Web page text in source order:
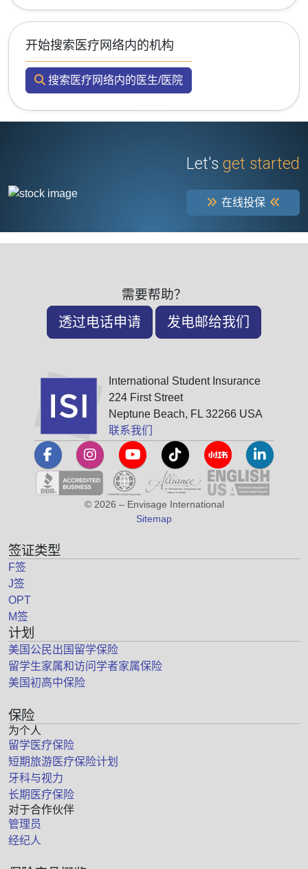
开始搜索医疗网络内的机构
搜索医疗网络内的医生/医院
Let's get started
在线投保
需要帮助？
透过电话申请 发电邮给我们
International Student Insurance
224 First Street
Neptune Beach, FL 32266 USA
联系我们
© 2026 – Envisage International
Sitemap
签证类型
F签
J签
OPT
M签
计划
美国公民出国留学保险
留学生家属和访问学者家属保险
美国初高中保险
保险
为个人
留学医疗保险
短期旅游医疗保险计划
牙科与视力
长期医疗保险
对于合作伙伴
管理员
经纪人